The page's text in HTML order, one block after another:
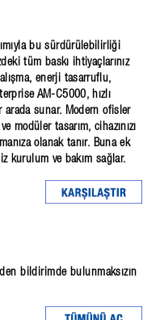
bu sürdürülebilirliği
tüm baskı ihtiyaçlarınız
enerji tasarruflu,
AM-C5000, hızlı
sunar. Modern ofisler
modüler tasarım, cihazınızı
olanak tanır. Buna ek
kurulum ve bakım sağlar.
bildirimde bulunmaksızın